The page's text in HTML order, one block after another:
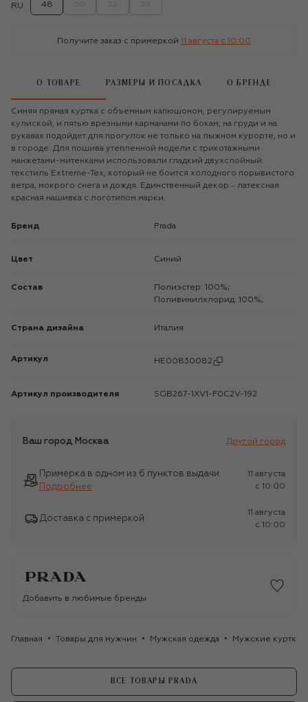
RU 48
Получите заказ с примеркой 11 августа c 10:00
О ТОВАРЕ РАЗМЕРЫ И ПОСАДКА О БРЕНДЕ
Синяя прямая куртка с объемным капюшоном, регулируемым
кулиской, и пятью врезными карманами по бокам, на груди и на
рукавах подойдет для прогулок не только на лыжном курорте, но и
в городе. Для пошива утепленной модели с трикотажными
манжетами-митенками использовали гладкий двухслойный
текстиль Extreme-Tex, который не боится холодного порывистого
ветра, мокрого снега и дождя. Единственный декор ‒ латексная
красная нашивка с логотипом марки.
Бренд Prada
Цвет Синий
Состав
Полиэстер: 100%;
Поливинилхлорид: 100%;
Страна дизайна Италия
Артикул HE00830082
Артикул производителя SGB267-1XV1-F0C2V-192
Ваш город Москва Другой город
Примерка в одном из 6 пунктов выдачи
Подробнее
11 августа
c 10:00
Доставка с примеркой
11 августа
c 10:00
Добавить в любимые бренды
Главная Товары для мужчин Мужская одежда Мужские куртки
ВСЕ ТОВАРЫ PRADA